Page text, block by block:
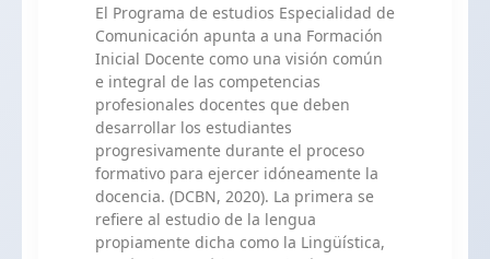
El Programa de estudios Especialidad de
Comunicación apunta a una Formación
Inicial Docente como una visión común
e integral de las competencias
profesionales docentes que deben
desarrollar los estudiantes
progresivamente durante el proceso
formativo para ejercer idóneamente la
docencia. (DCBN, 2020). La primera se
refiere al estudio de la lengua
propiamente dicha como la Lingüística,